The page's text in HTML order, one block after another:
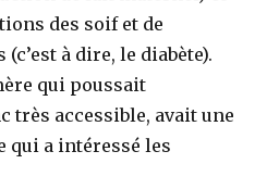
des soif et de
à dire, le diabète).
qui poussait
très accessible, avait une
qui a intéressé les